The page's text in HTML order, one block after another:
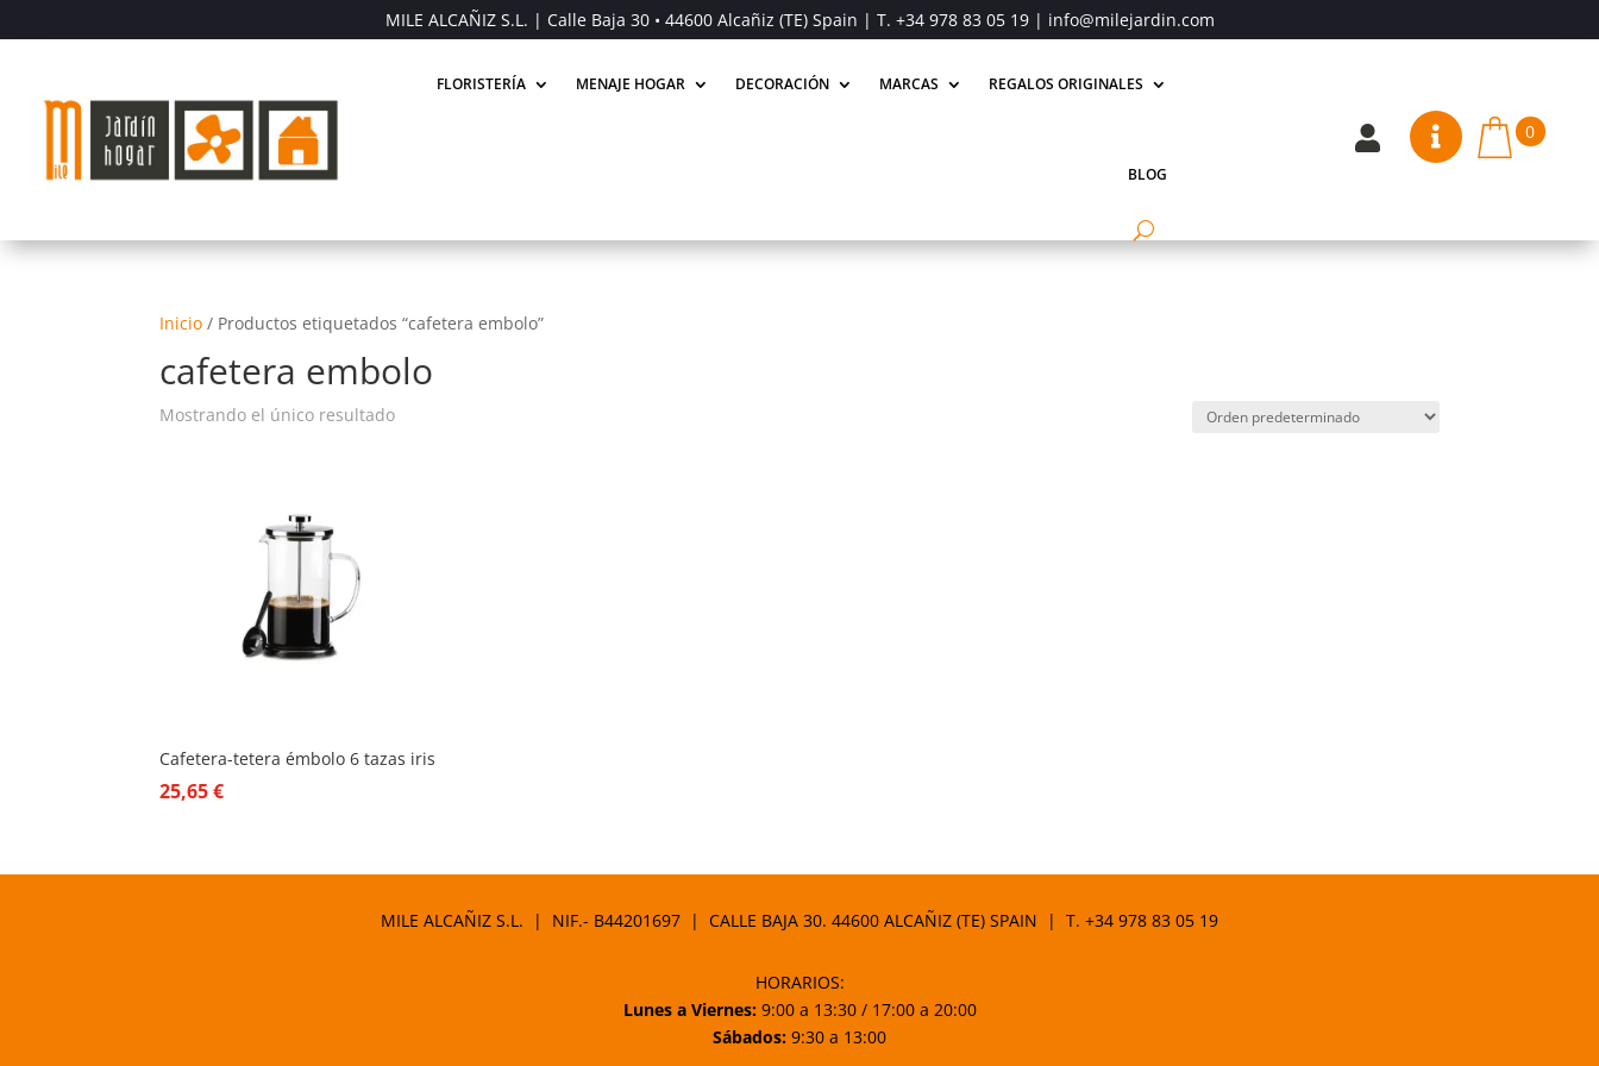
MILE ALCAÑIZ S.L. | Calle Baja 30 • 44600 Alcañiz (TE) Spain | T. +34 978 83 05 19| info@milejardin.com
FLORISTERÍA MENAJE HOGAR DECORACIÓN MARCAS REGALOS ORIGINALES
BLOG
  0
Inicio / Productos etiquetados “cafetera embolo”
cafetera embolo
Mostrando el único resultado
Cafetera-tetera émbolo 6 tazas iris
25,65€
MILE ALCAÑIZ S.L. | NIF.- B44201697 | CALLE BAJA 30. 44600 ALCAÑIZ (TE) SPAIN | T. +34 978 83 05 19
HORARIOS:
Lunes a Viernes:9:00 a 13:30 / 17:00 a 20:00
Sábados: 9:30 a 13:00